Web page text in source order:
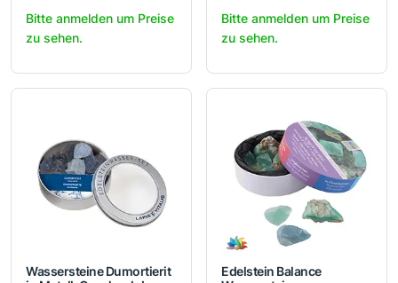
Bitte anmelden um Preise
zu sehen.
Bitte anmelden um Preise
zu sehen.
Wassersteine Dumortierit
Edelstein Balance